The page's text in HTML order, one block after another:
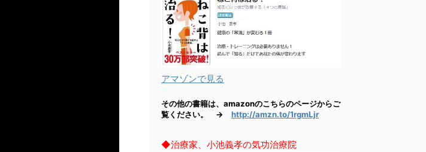
アマゾンで見る
その他の書籍は、amazonのこちらのページからご
覧ください。 → http://amzn.to/1rgmLjr
◆治療家、小池義孝の気功治療院